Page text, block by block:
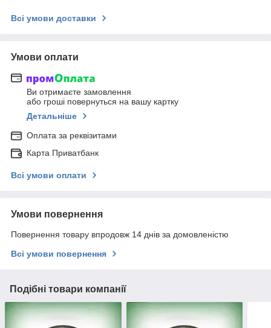
Всі умови доставки
Умови оплати
Ви отримаєте замовлення
або гроші повернуться на вашу картку
Детальніше
Оплата за реквізитами
Карта Приватбанк
Всі умови оплати
Умови повернення
Повернення товару впродовж 14 днів за домовленістю
Всі умови повернення
Подібні товари компанії